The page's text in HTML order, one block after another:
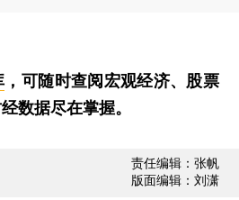
，可随时查阅宏观经济、股票
数据尽在掌握。
责任编辑：张帆
版面编辑：刘潇